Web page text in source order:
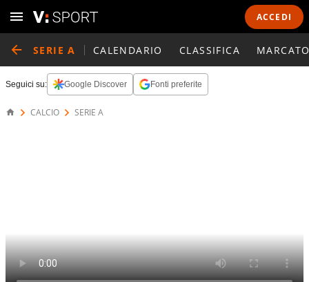
ACCEDI
SERIE A CALENDARIO CLASSIFICA
Seguici su: Google Discover Fonti preferite
CALCIO SERIE A